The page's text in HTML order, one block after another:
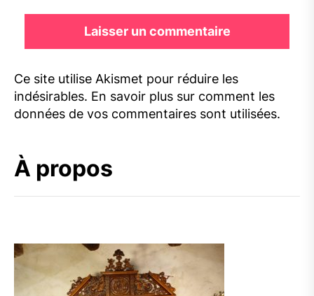
Ce site utilise Akismet pour réduire les
indésirables. En savoir plus sur comment les
données de vos commentaires sont utilisées.
À propos